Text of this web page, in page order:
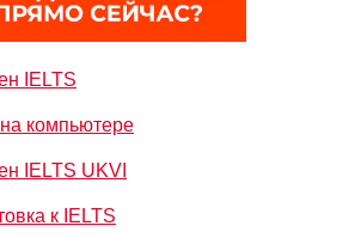
IELTS
на компьютере
IELTS UKVI
к IELTS